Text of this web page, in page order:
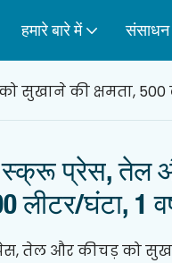
हमारे बारे में संसाधन
सुखाने की क्षमता, 500
स्क्रू प्रेस, तेल
लीटर/घंटा, 1
तेल और कीचड़ को